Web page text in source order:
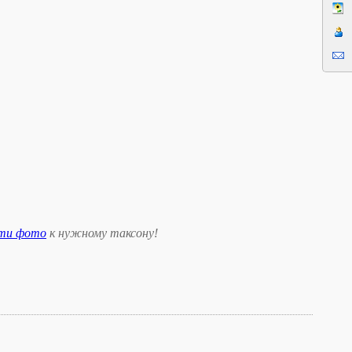
фото к нужному таксону!